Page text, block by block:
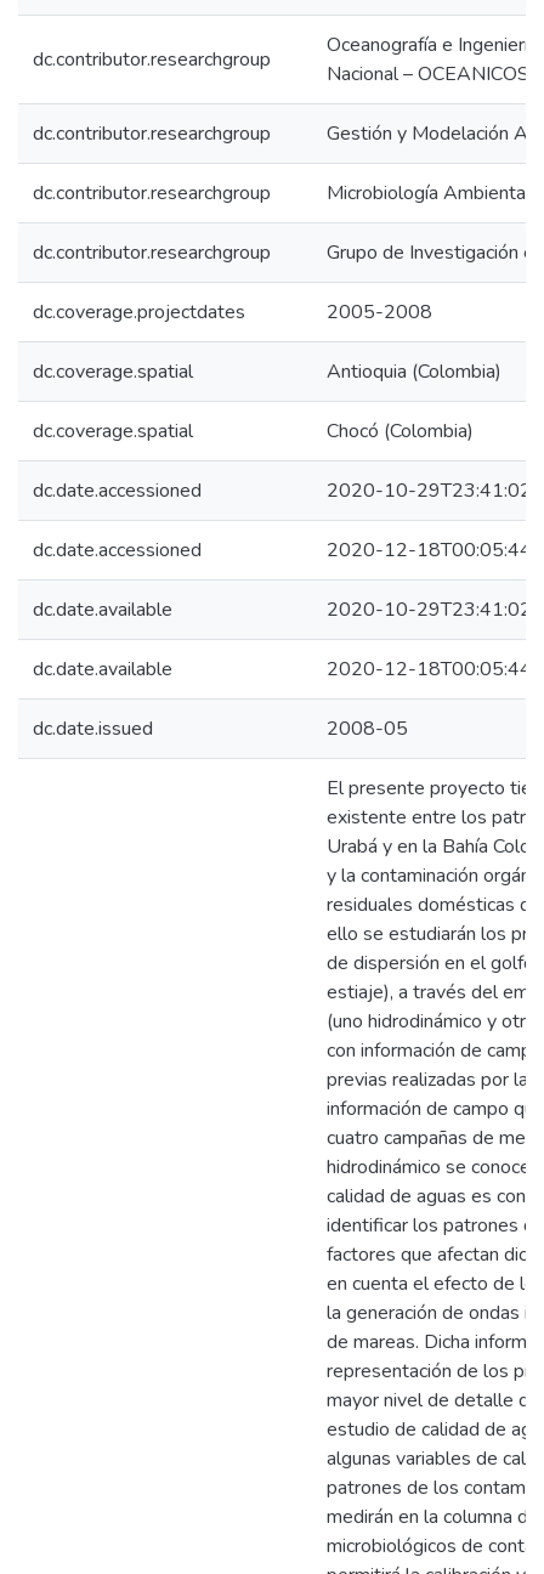
dc.contributor.researchgroup
Oceanografía e
Nacional – OCEANICOS
dc.contributor.researchgroup Gestión y Modelación
dc.contributor.researchgroup Microbiología Ambiental
dc.contributor.researchgroup Grupo de Investigación
dc.coverage.projectdates 2005-2008
dc.coverage.spatial Antioquia (Colombia)
dc.coverage.spatial Chocó (Colombia)
dc.date.accessioned 2020-10-29T23:41:02Z
dc.date.accessioned 2020-12-18T00:05:44Z
dc.date.available 2020-10-29T23:41:02Z
dc.date.available 2020-12-18T00:05:44Z
dc.date.issued 2008-05
El presente proyecto
existente entre los
Urabá y en la Bahía
y la contaminación
residuales domésticas
ello se estudiarán los
de dispersión en el golfo
estiaje), a través del
(uno hidrodinámico y
con información de
previas realizadas por la
información de campo
cuatro campañas de
hidrodinámico se conoce
calidad de aguas es
identificar los patrones
factores que afectan
en cuenta el efecto de
la generación de ondas
de mareas. Dicha
representación de los
mayor nivel de detalle
estudio de calidad de
algunas variables de
patrones de los
medirán en la columna
microbiológicos de